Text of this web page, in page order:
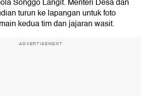
Songgo Langit. Menteri Desa dan
turun ke lapangan untuk foto
kedua tim dan jajaran wasit.
ADVERTISEMENT